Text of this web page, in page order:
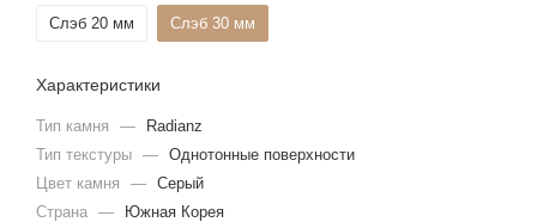
Слэб 20 мм
Слэб 30 мм
Характеристики
Тип камня —
Radianz
Тип текстуры — Однотонные поверхности
Цвет камня
— Серый
Страна —
Южная Корея